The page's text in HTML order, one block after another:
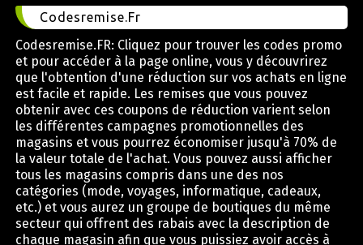
Codesremise.Fr
Codesremise.FR: Cliquez pour trouver les codes promo
et pour accéder à la page online, vous y découvrirez
que l'obtention d'une réduction sur vos achats en ligne
est facile et rapide. Les remises que vous pouvez
obtenir avec ces coupons de réduction varient selon
les différentes campagnes promotionnelles des
magasins et vous pourrez économiser jusqu'à 70% de
la valeur totale de l'achat. Vous pouvez aussi afficher
tous les magasins compris dans une des nos
catégories (mode, voyages, informatique, cadeaux,
etc.) et vous aurez un groupe de boutiques du même
secteur qui offrent des rabais avec la description de
chaque magasin afin que vous puissiez avoir accès à